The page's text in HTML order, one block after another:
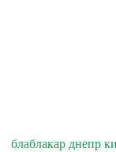
блаблакар днепр